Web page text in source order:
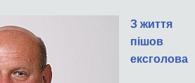
З життя
пішов
ексголова